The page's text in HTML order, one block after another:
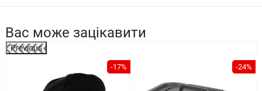
Вас може зацікавити
Previous
-17% -24%